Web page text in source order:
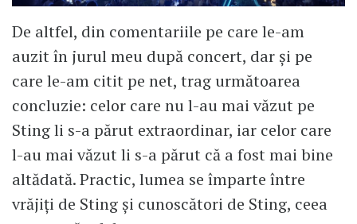
De altfel, din comentariile pe care le-am
auzit în jurul meu după concert, dar și pe
care le-am citit pe net, trag următoarea
concluzie: celor care nu l-au mai văzut pe
Sting li s-a părut extraordinar, iar celor care
l-au mai văzut li s-a părut că a fost mai bine
altădată. Practic, lumea se împarte între
vrăjiți de Sting și cunoscători de Sting, ceea